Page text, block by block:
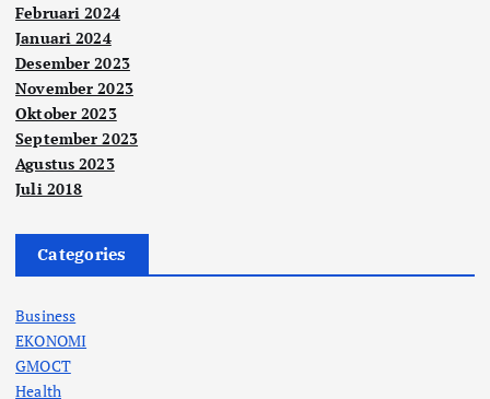
Februari 2024
Januari 2024
Desember 2023
November 2023
Oktober 2023
September 2023
Agustus 2023
Juli 2018
Categories
Business
EKONOMI
GMOCT
Health